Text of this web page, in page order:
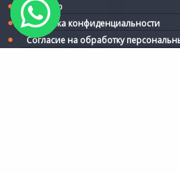
Договор
Политика конфиденциальности
Согласие на обработку